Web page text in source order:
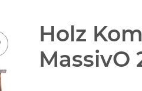
Holz
MassivO